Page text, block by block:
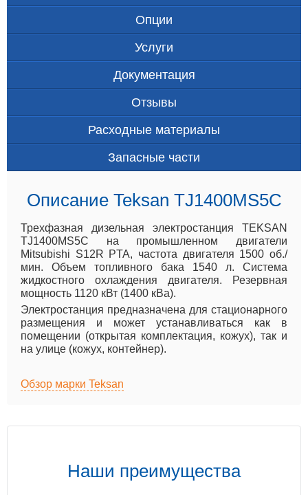
Опции
Услуги
Документация
Отзывы
Расходные материалы
Запасные части
Описание Teksan TJ1400MS5C
Трехфазная дизельная электростанция TEKSAN
TJ1400MS5C на промышленном двигатели
Mitsubishi S12R PTA, частота двигателя 1500 об./
мин. Объем топливного бака 1540 л. Система
жидкостного охлаждения двигателя. Резервная
мощность 1120 кВт (1400 кВа).
Электростанция предназначена для стационарного
размещения и может устанавливаться как в
помещении (открытая комплектация, кожух), так и
на улице (кожух, контейнер).
Обзор марки Teksan
Наши преимущества